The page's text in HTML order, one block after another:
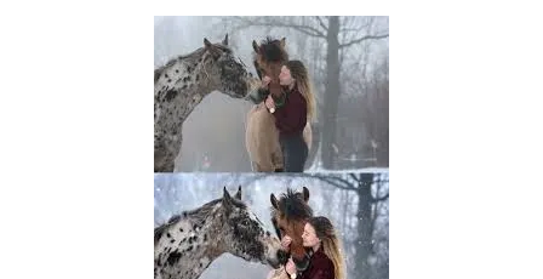
PAARDENFOTOGRAFIE
TIJDENS
ONZE
WORKSHOP